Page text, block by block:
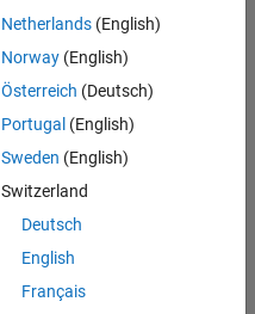
Netherlands(English)
Norway(English)
Österreich (Deutsch)
Portugal (English)
Sweden (English)
Switzerland
Deutsch
English
Français